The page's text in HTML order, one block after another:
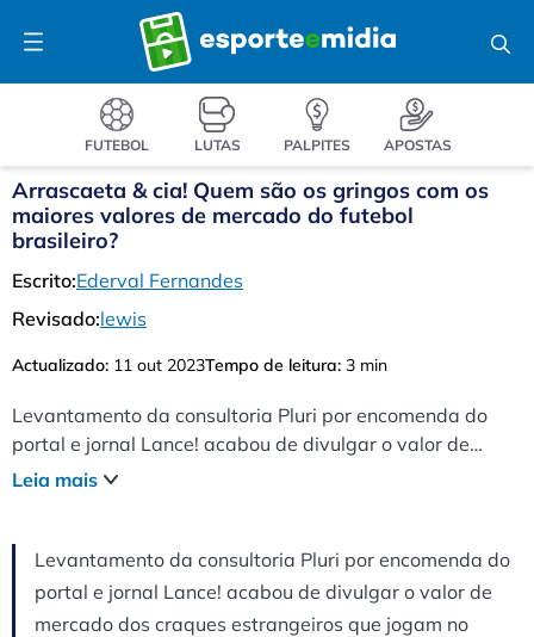
para
o
Menu
FUTEBOL LUTAS PALPITES APOSTAS
Arrascaeta & cia! Quem são os gringos com os
maiores valores de mercado do futebol
brasileiro?
Escrito:Ederval Fernandes
Revisado:lewis
Actualizado: 11 out 2023Tempo de leitura: 3 min
Levantamento da consultoria Pluri por encomenda do
portal e jornal Lance! acabou de divulgar o valor de
mercado dos craques estrangeiros que jogam no futebol
Leia mais
Levantamento da consultoria Pluri por encomenda do
portal e jornal Lance! acabou de divulgar o valor de
mercado dos craques estrangeiros que jogam no